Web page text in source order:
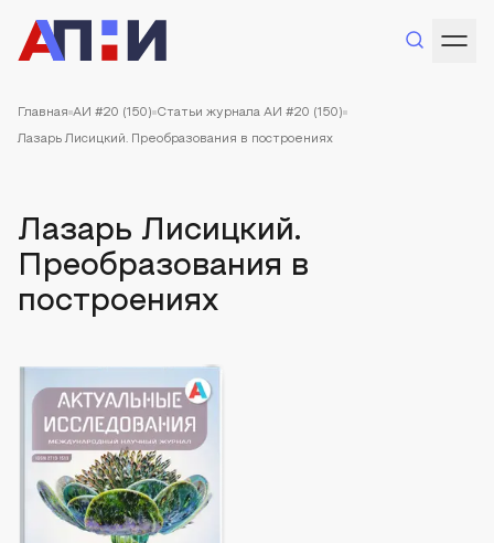
Главная АИ #20 (150) Статьи журнала АИ #20 (150)
Лазарь Лисицкий. Преобразования в построениях
Лазарь Лисицкий.
Преобразования в
построениях